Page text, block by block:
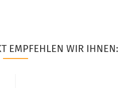
EMPFEHLEN WIR IHNEN: